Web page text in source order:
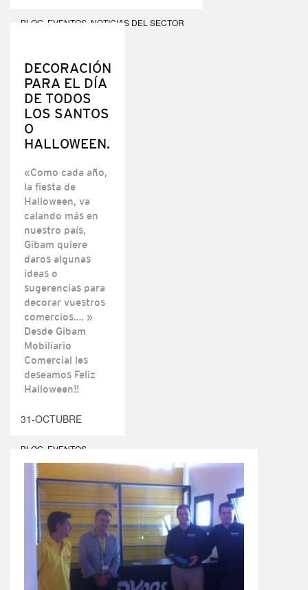
BLOG EVENTOS NOTICIAS DEL SECTOR
DECORACIÓN
PARA EL DÍA
DE TODOS
LOS SANTOS
O
HALLOWEEN.
«Como cada año,
la fiesta de
Halloween, va
calando más en
nuestro país,
Gibam quiere
daros algunas
ideas o
sugerencias para
decorar vuestros
comercios…. »
Desde Gibam
Mobiliario
Comercial les
deseamos Feliz
Halloween!!
31-OCTUBRE
BLOG EVENTOS
NOTICIAS DEL SECTOR
COMERCIAL